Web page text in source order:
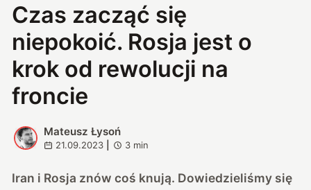
Czas zacząć się
niepokoić. Rosja jest o
krok od rewolucji na
froncie
M
Mateusz Łysoń
21.09.2023 3 min
Iran i Rosja znów coś knują. Dowiedzieliśmy się